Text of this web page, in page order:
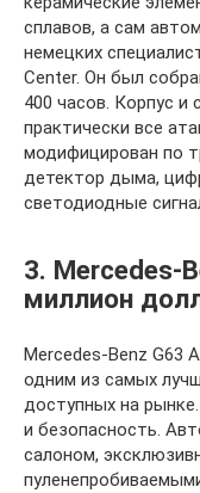
сплавов, а сам
немецких
Center. Он был
400 часов. Корпус и
практически все
модифицирован по
детектор дыма,
светодиодные
3. Mercedes-
миллион
Mercedes-Benz G63
одним из самых
доступных на
и безопасность.
салоном,